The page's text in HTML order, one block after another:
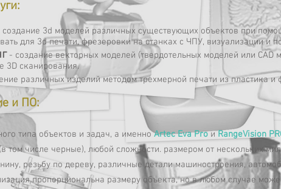
создание 3d моделей различных существующих объектов при
для 3d печати, фрезеровки на станках с ЧПУ, визуализации и
- создание векторных моделей (твердотельных моделей или CAD
3D сканирования.
различных изделий методом трехмерной печати из пластика и
и ПО:
типа объектов и задач, а именноArtec Eva ProиRangeVision
том числе черные), любой сложности. размером от нескольких
резьбу по дереву, различные детали машиностроения,
пропорциональна размеру объекта, но в любом случае